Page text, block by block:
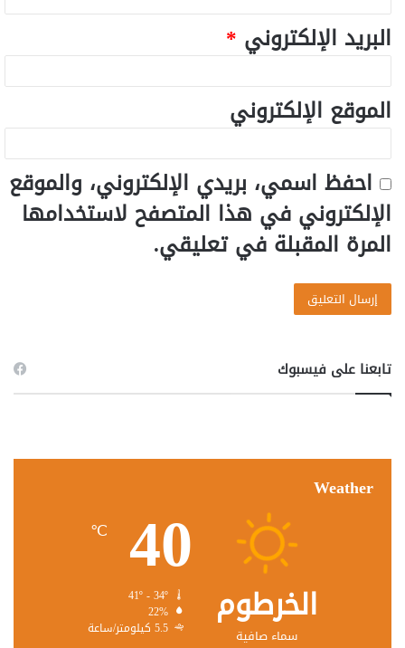
البريد الإلكتروني *
الموقع الإلكتروني
احفظ اسمي، بريدي الإلكتروني، والموقع
الإلكتروني في هذا المتصفح لاستخدامها
المرة المقبلة في تعليقي.
تابعنا على فيسبوك
Weather
الخرطوم
سماء صافية
40
℃
22%
5.5 كيلومتر/ساعة